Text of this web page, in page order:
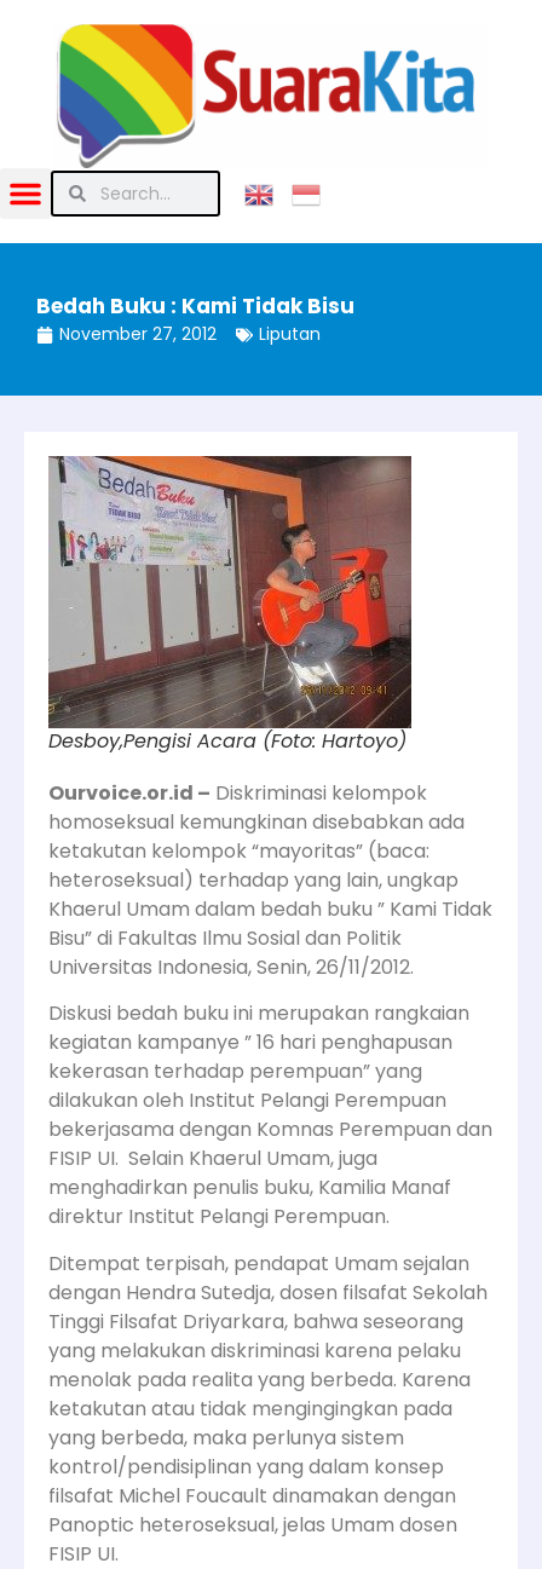
Bedah Buku : Kami Tidak Bisu
November 27, 2012 Liputan
Desboy,Pengisi Acara (Foto: Hartoyo)
Ourvoice.or.id – Diskriminasi kelompok
homoseksual kemungkinan disebabkan ada
ketakutan kelompok “mayoritas” (baca:
heteroseksual) terhadap yang lain, ungkap
Khaerul Umam dalam bedah buku ” Kami Tidak
Bisu” di Fakultas Ilmu Sosial dan Politik
Universitas Indonesia, Senin, 26/11/2012.
Diskusi bedah buku ini merupakan rangkaian
kegiatan kampanye ” 16 hari penghapusan
kekerasan terhadap perempuan” yang
dilakukan oleh Institut Pelangi Perempuan
bekerjasama dengan Komnas Perempuan dan
FISIP UI. Selain Khaerul Umam, juga
menghadirkan penulis buku, Kamilia Manaf
direktur Institut Pelangi Perempuan.
Ditempat terpisah, pendapat Umam sejalan
dengan Hendra Sutedja, dosen filsafat Sekolah
Tinggi Filsafat Driyarkara, bahwa seseorang
yang melakukan diskriminasi karena pelaku
menolak pada realita yang berbeda. Karena
ketakutan atau tidak mengingingkan pada
yang berbeda, maka perlunya sistem
kontrol/pendisiplinan yang dalam konsep
filsafat Michel Foucault dinamakan dengan
Panoptic heteroseksual, jelas Umam dosen
FISIP UI.